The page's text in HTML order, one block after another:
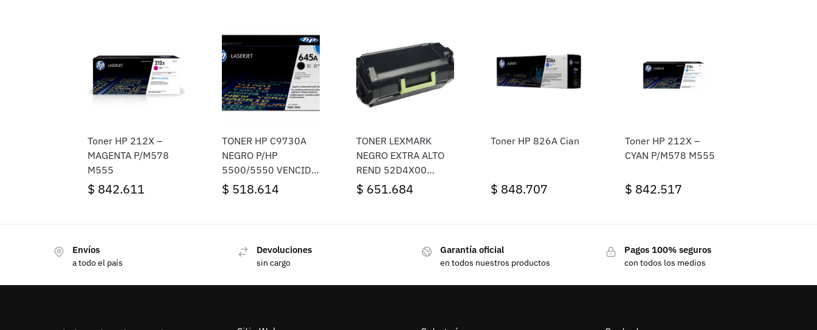
Toner HP 212X –
MAGENTA P/M578
M555
$ 842.611
TONER HP C9730A
NEGRO P/HP
5500/5550 VENCIDO
HP
$ 518.614
TONER LEXMARK
NEGRO EXTRA ALTO
REND 52D4X00
LEXMARK
$ 651.684
Toner HP 826A Cian
$ 848.707
Toner HP 212X –
CYAN P/M578 M555
$ 842.517
Envíos
a todo el país
Devoluciones
sin cargo
Garantía oficial
en todos nuestros productos
Pagos 100% seguros
con todos los medios